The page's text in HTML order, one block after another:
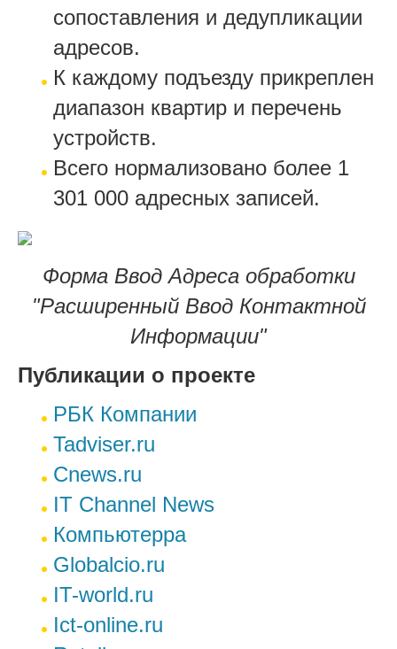
сопоставления и дедупликации
адресов.
К каждому подъезду прикреплен
диапазон квартир и перечень
устройств.
Всего нормализовано более 1
301 000 адресных записей.
Форма Ввод Адреса обработки
"Расширенный Ввод Контактной
Информации"
Публикации о проекте
РБК Компании
Tadviser.ru
Cnews.ru
IT Channel News
Компьютерра
Globalcio.ru
IT-world.ru
Ict-online.ru